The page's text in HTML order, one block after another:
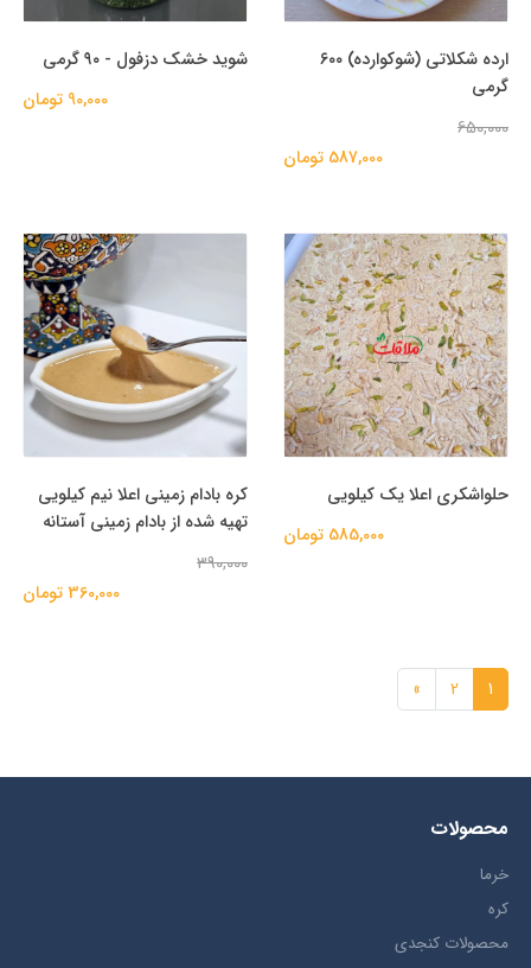
ارده شکلاتی (شوکوارده) ۶۰۰
گرمی
650,000
587,000 تومان
شوید خشک دزفول - ۹۰ گرمی
90,000 تومان
حلواشکری اعلا یک کیلویی
585,000 تومان
کره بادام زمینی اعلا نیم کیلویی
تهیه شده از بادام زمینی آستانه
390,000
360,000 تومان
1
2
»
محصولات
خرما
کره
محصولات کنجدی